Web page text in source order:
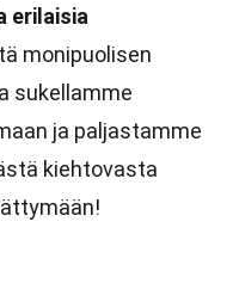
erilaisia
monipuolisen
sukellamme
ja paljastamme
kiehtovasta